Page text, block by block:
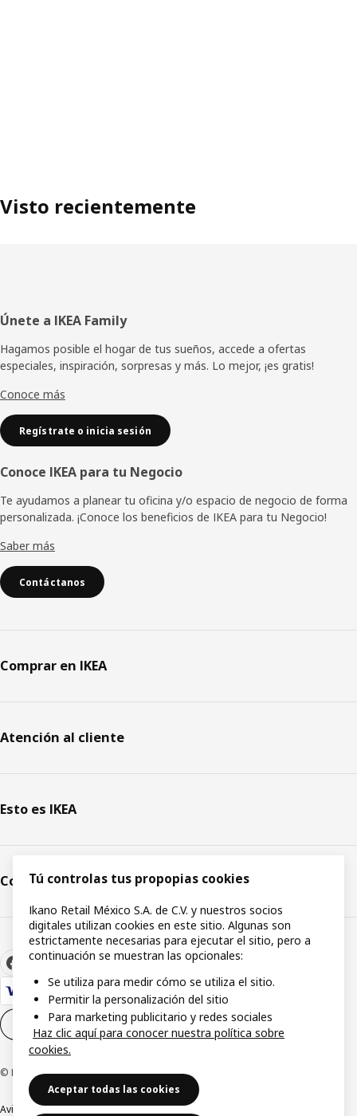
Visto recientemente
Pie
de
página
Únete a IKEA Family
Hagamos posible el hogar de tus sueños, accede a ofertas
especiales, inspiración, sorpresas y más. Lo mejor, ¡es gratis!
Conoce más
Regístrate o inicia sesión
Conoce IKEA para tu Negocio
Te ayudamos a planear tu oficina y/o espacio de negocio de forma
personalizada. ¡Conoce los beneficios de IKEA para tu Negocio!
Saber más
Contáctanos
Comprar en IKEA
Atención al cliente
Esto es IKEA
Comunicación y medios
Configuración de cookies ES
© Inter IKEA Systems B.V.1999-2026
Aviso de privacidadPolítica de cookiesTérminos y condiciones de uso
Tú controlas tus propopias cookies
Ikano Retail México S.A. de C.V. y nuestros socios
digitales utilizan cookies en este sitio. Algunas son
estrictamente necesarias para ejecutar el sitio, pero a
continuación se muestran las opcionales:
Se utiliza para medir cómo se utiliza el sitio.
Permitir la personalización del sitio
Para marketing publicitario y redes sociales
Haz clic aquí para conocer nuestra política sobre
cookies.
Aceptar todas las cookies